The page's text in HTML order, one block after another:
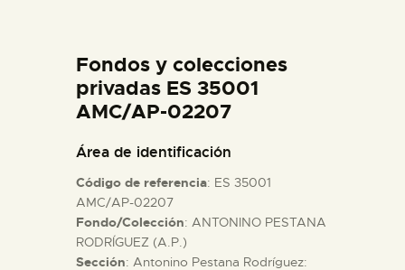
ESPAÑOL
ACTIVIDADES
█
Fondos y colecciones
privadas ES 35001
AMC/AP-02207
Área de identificación
Código de referencia: ES 35001
AMC/AP-02207
Fondo/Colección: ANTONINO PESTANA
RODRÍGUEZ (A.P.)
Sección: Antonino Pestana Rodríguez: